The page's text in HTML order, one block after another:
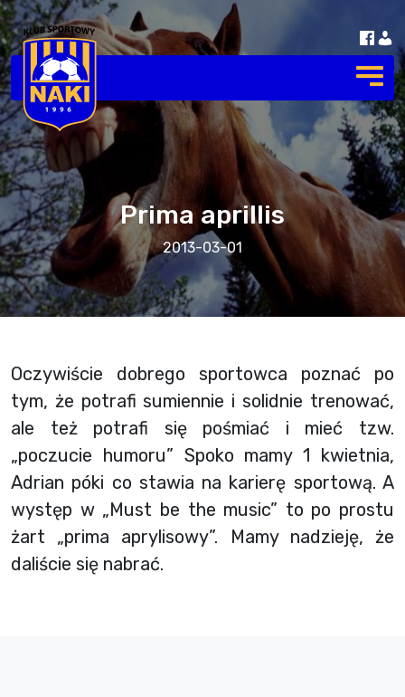
Prima aprillis
2013-03-01
Oczywiście dobrego sportowca poznać po
tym, że potrafi sumiennie i solidnie trenować,
ale też potrafi się pośmiać i mieć tzw.
„poczucie humoru” Spoko mamy 1 kwietnia,
Adrian póki co stawia na karierę sportową. A
występ w „Must be the music” to po prostu
żart „prima aprylisowy”. Mamy nadzieję, że
daliście się nabrać.